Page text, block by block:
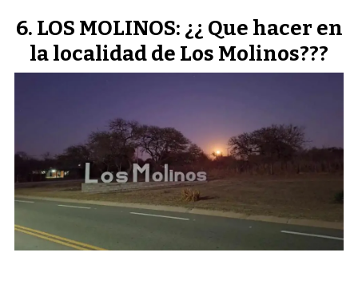
LOS MOLINOS: ¿¿ Que hacer en
la localidad de Los Molinos???